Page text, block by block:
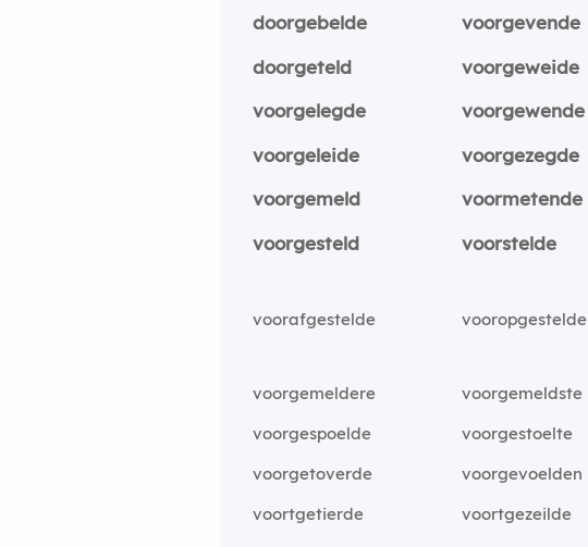
doorgebelde voorgevende
doorgeteld
voorgeweide
voorgelegde
voorgewende
voorgeleide
voorgezegde
voorgemeld
voormetende
voorgesteld
voorstelde
voorafgestelde vooropgestelde
voorgemeldere voorgemeldste
voorgespoelde
voorgestoelte
voorgetoverde
voorgevoelden
voortgetierde
voortgezeilde